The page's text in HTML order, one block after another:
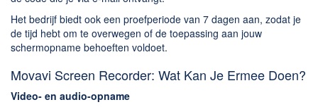
Het bedrijf biedt ook een proefperiode van 7 dagen aan, zodat je
de tijd hebt om te overwegen of de toepassing aan jouw
schermopname behoeften voldoet.
Movavi Screen Recorder: Wat Kan Je Ermee Doen?
Video- en audio-opname